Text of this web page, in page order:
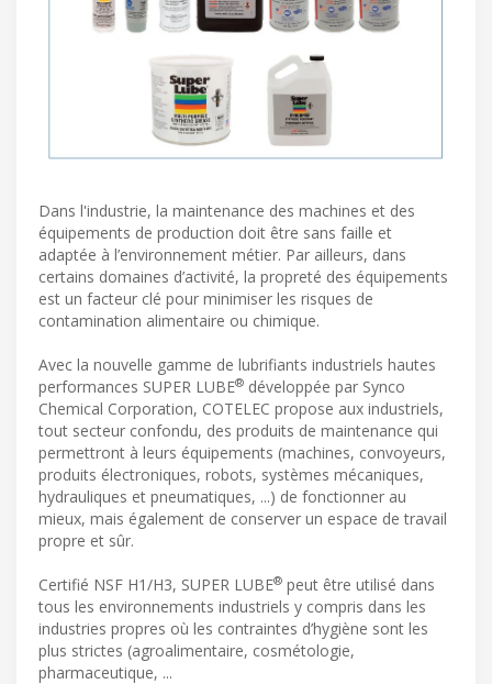
Dans l'industrie, la maintenance des machines et des
équipements de production doit être sans faille et
adaptée à l’environnement métier. Par ailleurs, dans
certains domaines d’activité, la propreté des équipements
est un facteur clé pour minimiser les risques de
contamination alimentaire ou chimique.
Avec la nouvelle gamme de lubrifiants industriels hautes
performances SUPER LUBE® développée par Synco
Chemical Corporation, COTELEC propose aux industriels,
tout secteur confondu, des produits de maintenance qui
permettront à leurs équipements (machines, convoyeurs,
produits électroniques, robots, systèmes mécaniques,
hydrauliques et pneumatiques, ...) de fonctionner au
mieux, mais également de conserver un espace de travail
propre et sûr.
Certifié NSF H1/H3, SUPER LUBE® peut être utilisé dans
tous les environnements industriels y compris dans les
industries propres où les contraintes d’hygiène sont les
plus strictes (agroalimentaire, cosmétologie,
pharmaceutique, ...